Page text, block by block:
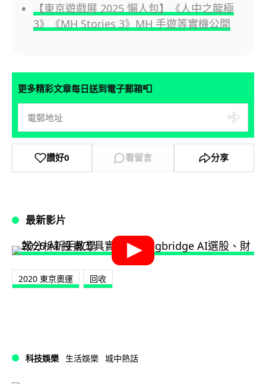
【東京遊戲展 2025 懶人包】《人中之龍極
3》《MH Stories 3》MH 手遊等實機公開
更多精彩文章每日送到電子郵箱📮
讚好0 看留言 分享
最新影片
2020 東京奧運 回收
科技娛樂 生活娛樂 城中熱話